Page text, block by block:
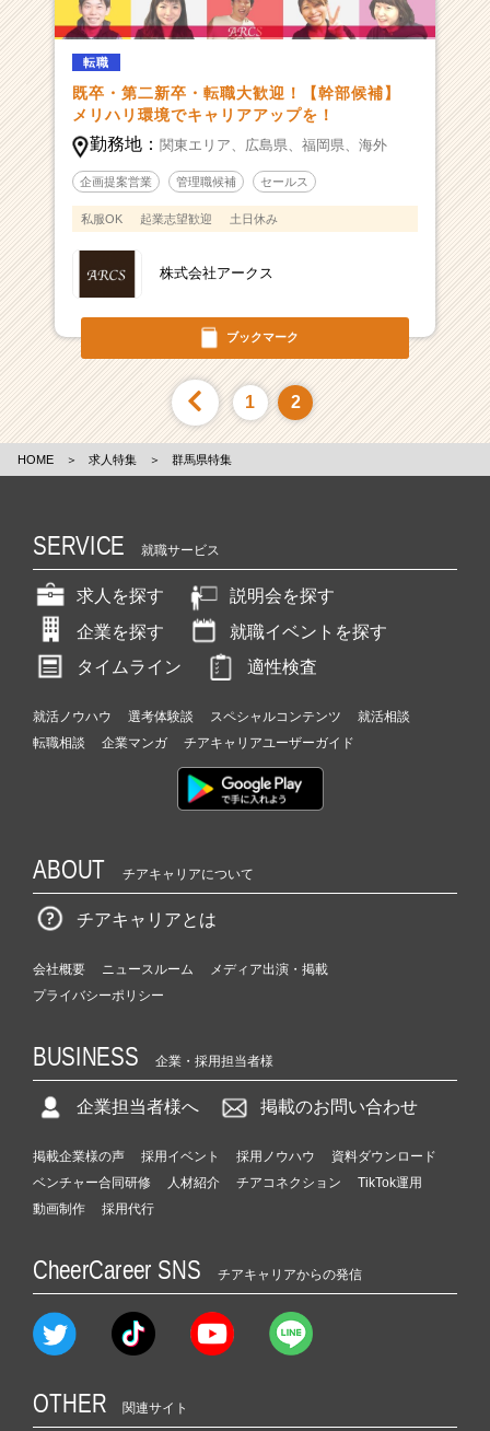
ブックマーク
転職
既卒・第二新卒・転職大歓迎！【幹部候補】
メリハリ環境でキャリアアップを！
勤務地： 関東エリア、 広島県、 福岡県、 海外
企画提案営業 管理職候補 セールス
私服OK 起業志望歓迎 土日休み
株式会社アークス
1 2
HOME ＞ 求人特集 ＞ 群馬県特集
SERVICE 就職サービス
求人を探す
説明会を探す
企業を探す
就職イベントを探す
タイムライン
適性検査
就活ノウハウ 選考体験談 スペシャルコンテンツ
就活相談
転職相談
企業マンガ チアキャリアユーザーガイド
ABOUT チアキャリアについて
チアキャリアとは
会社概要 ニュースルーム
メディア出演・掲載
プライバシーポリシー
BUSINESS 企業・採用担当者様
企業担当者様へ 掲載のお問い合わせ
掲載企業様の声 採用イベント 採用ノウハウ
資料ダウンロード
ベンチャー合同研修
人材紹介 チアコネクション
TikTok運用
動画制作
採用代行
CheerCareer SNS チアキャリアからの発信
OTHER 関連サイト